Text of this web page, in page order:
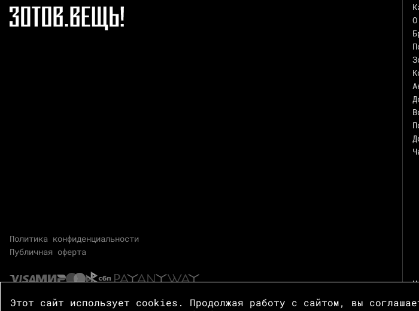
Политика конфиденциальности
Публичная оферта
Этот сайт использует cookies. Продолжая работу с сайтом, вы